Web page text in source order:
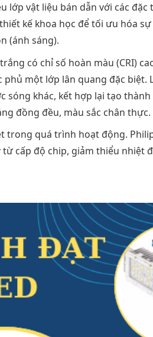
lớp vật liệu bán dẫn với các
kế khoa học để tối ưu hóa
(ánh sáng).
có chỉ số hoàn màu (CRI)
một lớp lân quang đặc biệt.
sóng khác, kết hợp lại tạo
đồng đều, màu sắc chân thực.
trong quá trình hoạt động.
cấp độ chip, giảm thiểu nhiệt